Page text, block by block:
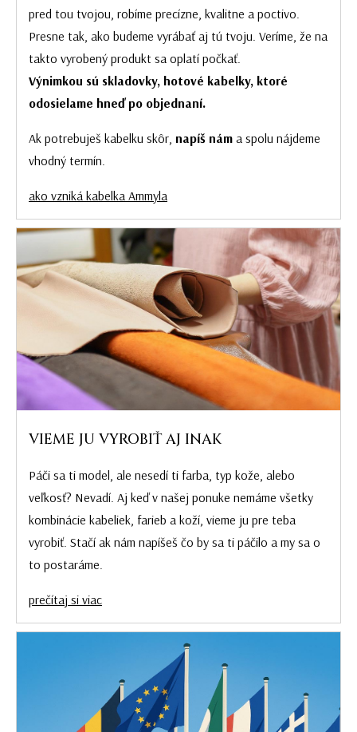
pred tou tvojou, robíme precízne, kvalitne a poctivo.
Presne tak, ako budeme vyrábať aj tú tvoju. Veríme, že na
takto vyrobený produkt sa oplatí počkať.
Výnimkou sú skladovky, hotové kabelky, ktoré
odosielame hneď po objednaní.
Ak potrebuješ kabelku skôr, napíš nám a spolu nájdeme
vhodný termín.
ako vzniká kabelka Ammyla
VIEME JU VYROBIŤ AJ INAK
Páči sa ti model, ale nesedí ti farba, typ kože, alebo
veľkosť? Nevadí. Aj keď v našej ponuke nemáme všetky
kombinácie kabeliek, farieb a koží, vieme ju pre teba
vyrobiť. Stačí ak nám napíšeš čo by sa ti páčilo a my sa o
to postaráme.
prečítaj si viac